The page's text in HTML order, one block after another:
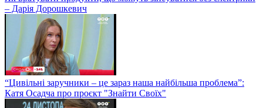
– Дарія Дорошкевич
“Цивільні заручники – це зараз наша найбільша проблема”:
Катя Осадча про проєкт "Знайти Своїх"